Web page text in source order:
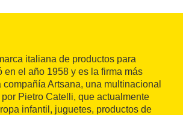
italiana de productos para
en el año 1958 y es la firma más
compañía Artsana, una multinacional
Pietro Catelli, que actualmente
infantil, juguetes, productos de